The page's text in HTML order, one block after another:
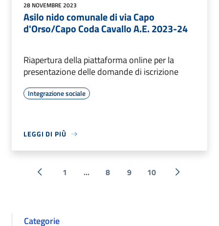
28 NOVEMBRE 2023
Asilo nido comunale di via Capo
d'Orso/Capo Coda Cavallo A.E. 2023-24
Riapertura della piattaforma online per la
presentazione delle domande di iscrizione
Integrazione sociale
LEGGI DI PIÙ
« Precedente
1 ... 8 9 10 Successiva
Categorie